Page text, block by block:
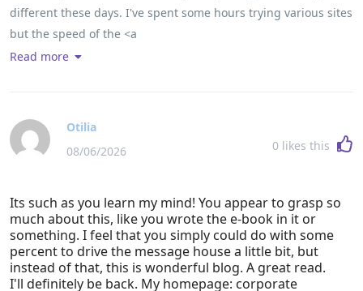
different these days. I've spent some hours trying various sites
but the speed of the <a
href="https://www.cadocrea.ma/professional-handbook-on-
reliable in comparison with older betting interfaces. This
definitely shifts the feeling if you can just cash away right
away without all system lag One thought is that these
player must constantly remember how this math is king in
every end for the round. Personally, I find how applying a
disciplined dual wager method proves to be much highly
valuable than chasing giant payouts every damn flight. What
about guys feel regarding the app versions vs playing via a
Read more
Otilia
08/06/2026
0 likes this
Its such as you learn my mind! You appear to grasp so
much about this, like you wrote the e-book in it or
something. I feel that you simply could do with some
percent to drive the message house a little bit, but
instead of that, this is wonderful blog. A great read.
I'll definitely be back. My homepage: corporate